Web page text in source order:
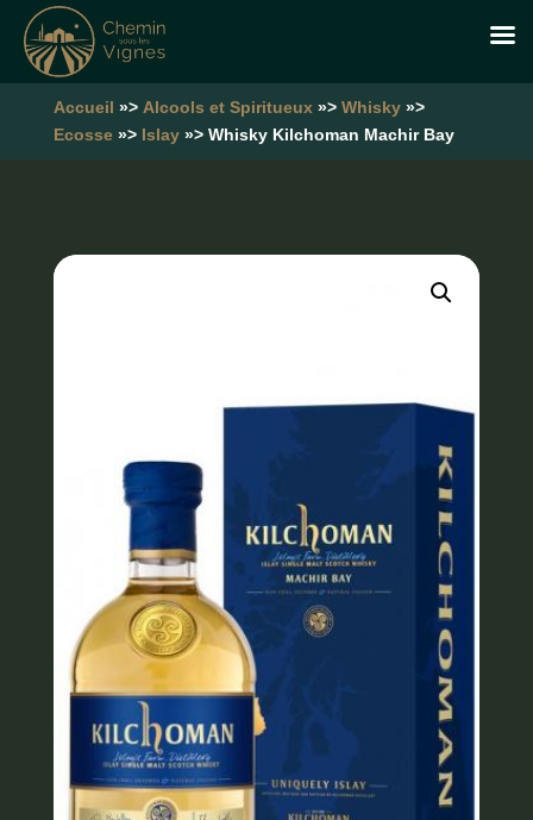
Accueil »> Alcools et Spiritueux»> Whisky»>
Ecosse»> Islay»> Whisky Kilchoman Machir Bay